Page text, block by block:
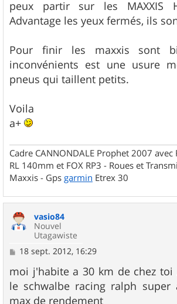
peux partir sur les MAXXIS
Advantage les yeux fermés, ils
Pour finir les maxxis sont
inconvénients est une usure
pneus qui taillent petits.
Voila
a+
Cadre CANNONDALE Prophet 2007
RL 140mm et FOX RP3 - Roues et
Maxxis - Gps garmin Etrex 30
vasio84
Nouvel
Utagawiste
M
s
s
a
g
18 sept. 2012, 16:29
moi j'habite a 30 km de chez
le schwalbe racing ralph super
max de rendement